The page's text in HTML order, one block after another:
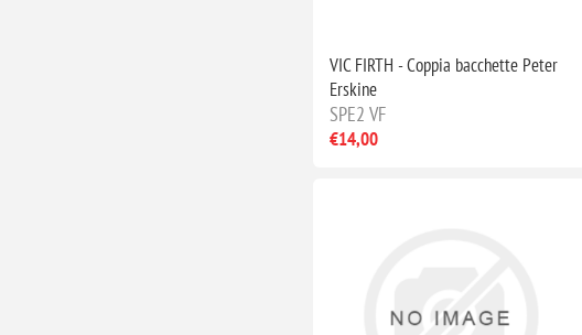
VIC FIRTH - Coppia bacchette Peter
Erskine
SPE2 VF
€14,00